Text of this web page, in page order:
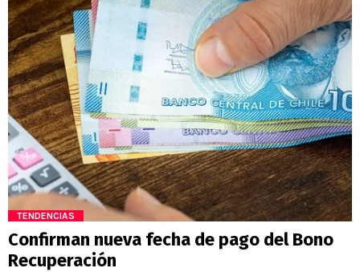
TENDENCIAS
Confirman nueva fecha de pago del Bono
Recuperación